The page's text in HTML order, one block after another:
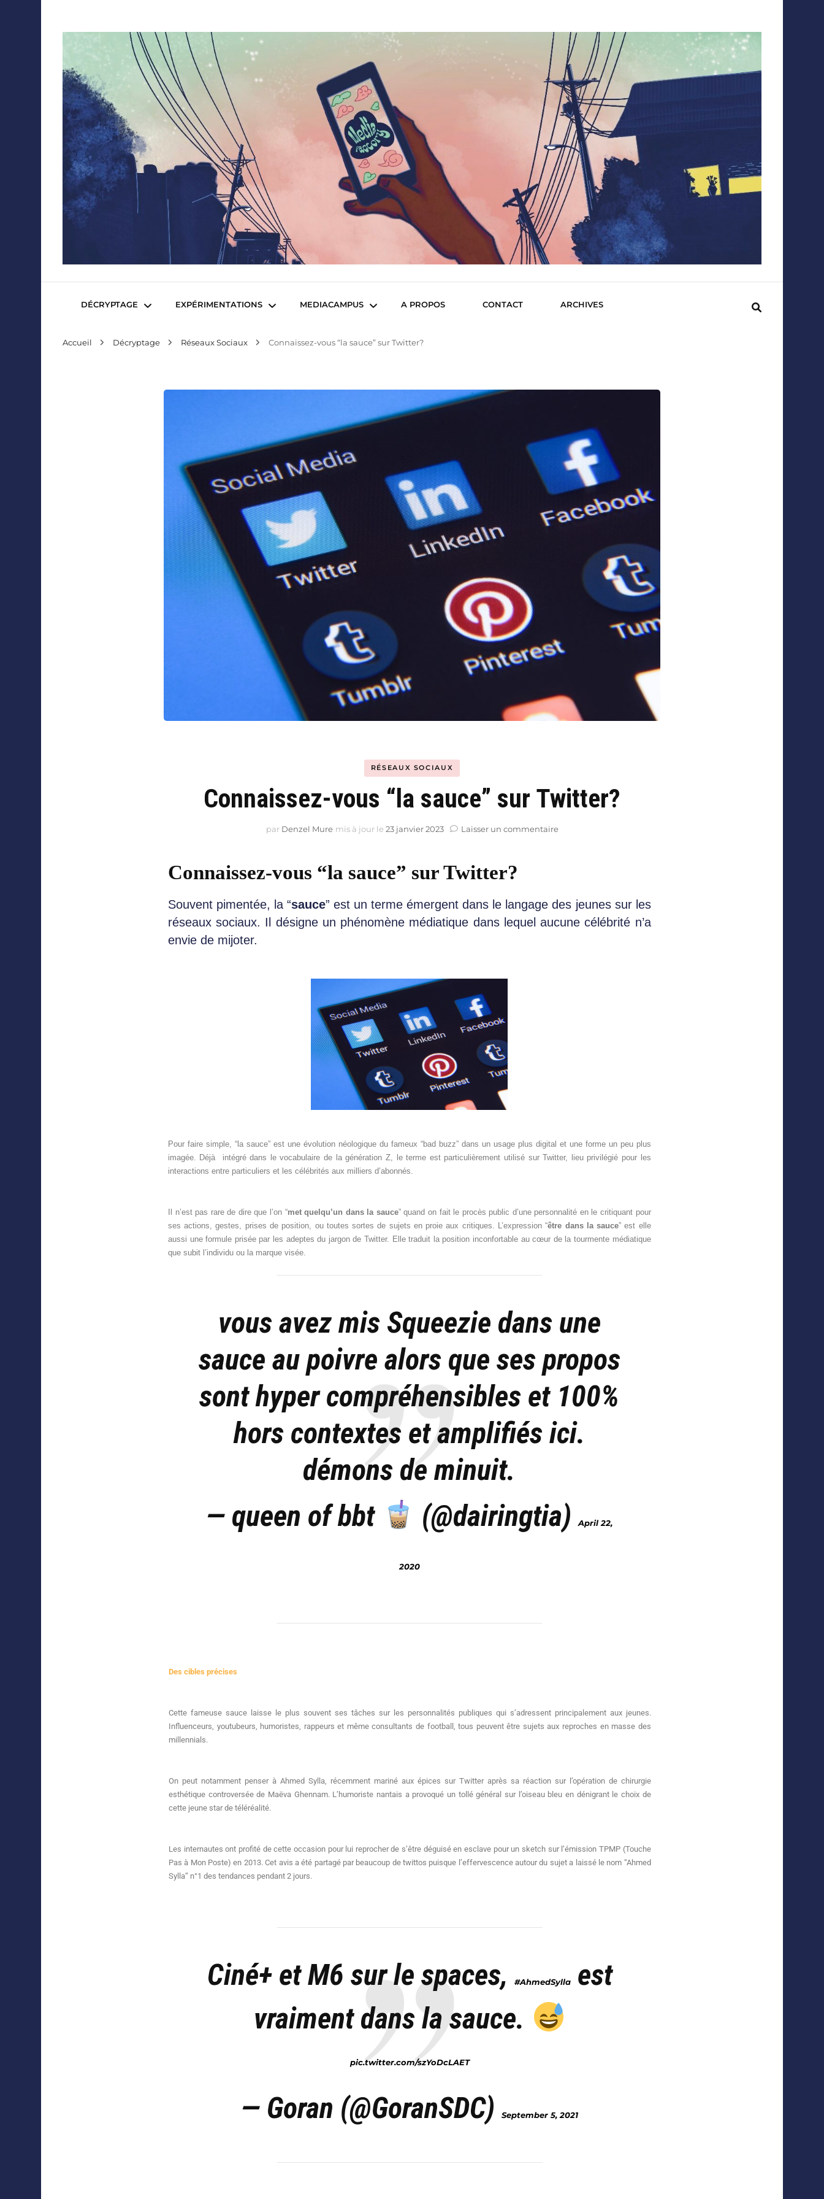
Mediafactory – Le blog des étudiants d'Audencia SciencesCom
DÉCRYPTAGE EXPÉRIMENTATIONS
Com’Inside
WebDoc
Com’quiz
Créativité
Collaborations
Hyblab
Hermine social media
MEDIACAMPUS A PROPOS CONTACT ARCHIVES
Accueil Décryptage Réseaux Sociaux Connaissez-vous “la sauce” sur Twitter?
RÉSEAUX SOCIAUX
Connaissez-vous “la sauce” sur Twitter?
par Denzel Mure mis à jour le 23 janvier 2023 Laisser un commentaire
Connaissez-vous “la sauce” sur Twitter?
Souvent pimentée, la “sauce” est un terme émergent dans le langage des jeunes sur les
réseaux sociaux. Il désigne un phénomène médiatique dans lequel aucune célébrité n’a
envie de mijoter.
Pour faire simple, “la sauce” est une évolution néologique du fameux “bad buzz” dans un usage plus digital et une forme un peu plus
imagée. Déjà intégré dans le vocabulaire de la génération Z, le terme est particulièrement utilisé sur Twitter, lieu privilégié pour les
interactions entre particuliers et les célébrités aux milliers d’abonnés.
Il n’est pas rare de dire que l’on “met quelqu’un dans la sauce” quand on fait le procès public d’une personnalité en le critiquant pour
ses actions, gestes, prises de position, ou toutes sortes de sujets en proie aux critiques. L’expression “être dans la sauce” est elle
aussi une formule prisée par les adeptes du jargon de Twitter. Elle traduit la position inconfortable au cœur de la tourmente médiatique
que subit l’individu ou la marque visée.
vous avez mis Squeezie dans une
sauce au poivre alors que ses propos
sont hyper compréhensibles et 100%
hors contextes et amplifiés ici.
démons de minuit.
— queen of bbt
(@dairingtia)April 22,
2020
Des cibles précises
Cette fameuse sauce laisse le plus souvent ses tâches sur les personnalités publiques qui s’adressent principalement aux jeunes.
Influenceurs, youtubeurs, humoristes, rappeurs et même consultants de football, tous peuvent être sujets aux reproches en masse des
millennials.
On peut notamment penser à Ahmed Sylla, récemment mariné aux épices sur Twitter après sa réaction sur l’opération de chirurgie
esthétique controversée de Maëva Ghennam. L’humoriste nantais a provoqué un tollé général sur l’oiseau bleu en dénigrant le choix de
cette jeune star de téléréalité.
Les internautes ont profité de cette occasion pour lui reprocher de s’être déguisé en esclave pour un sketch sur l’émission TPMP (Touche
Pas à Mon Poste) en 2013. Cet avis a été partagé par beaucoup de twittos puisque l’effervescence autour du sujet a laissé le nom “Ahmed
Sylla” n°1 des tendances pendant 2 jours.
Ciné+ et M6 sur le spaces, #AhmedSyllaest
vraiment dans la sauce.
pic.twitter.com/szYoDcLAET
— Goran (@GoranSDC)September 5, 2021